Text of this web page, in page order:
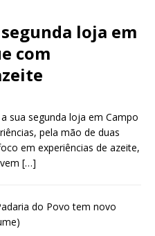
segunda loja em
com
sua segunda loja em Campo
pela mão de duas
em experiências de azeite,
[…]